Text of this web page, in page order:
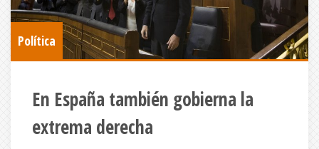
Política
En España también gobierna la
extrema derecha